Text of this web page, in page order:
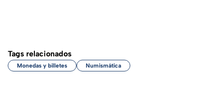
Tags relacionados
Monedas y billetes Numismática